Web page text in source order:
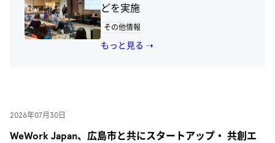
どを実施
その他情報
もっと見る ➝
2026年07月30日
WeWork Japan、広島市と共にスタートアップ・ 共創エ